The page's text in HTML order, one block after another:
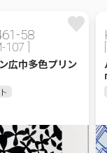
58
107 ]
広巾多色プリン